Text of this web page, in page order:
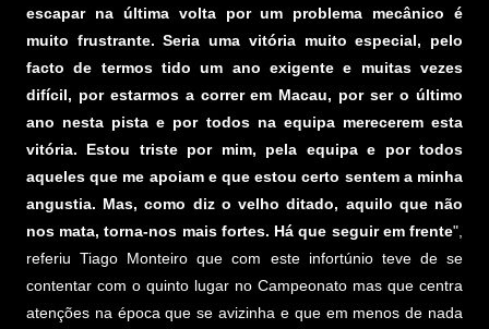
escapar na última volta por um problema mecânico é
muito frustrante. Seria uma vitória muito especial, pelo
facto de termos tido um ano exigente e muitas vezes
difícil, por estarmos a correr em Macau, por ser o último
ano nesta pista e por todos na equipa merecerem esta
vitória. Estou triste por mim, pela equipa e por todos
aqueles que me apoiam e que estou certo sentem a minha
angustia. Mas, como diz o velho ditado, aquilo que não
nos mata, torna-nos mais fortes. Há que seguir em frente",
referiu Tiago Monteiro que com este infortúnio teve de se
contentar com o quinto lugar no Campeonato mas que centra
atenções na época que se avizinha e que em menos de nada